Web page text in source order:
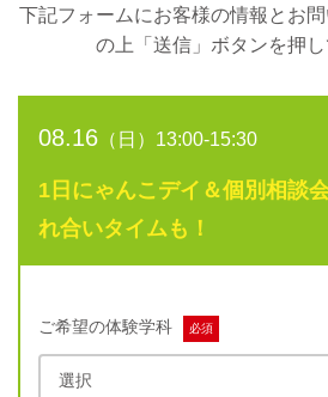
下記フォームにお客様の情報とお
の上
「送信」ボタンを押
08.16 （日）13:00-15:30
1日にゃんこデイ＆個別相談
れ合いタイムも！
ご希望の体験学科 必須